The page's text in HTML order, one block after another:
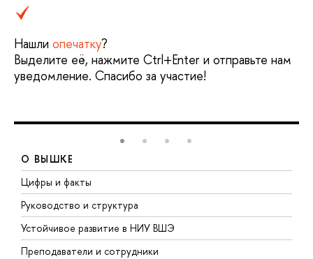
Нашли опечатку?
Выделите её, нажмите Ctrl+Enter и отправьте нам
уведомление. Спасибо за участие!
О ВЫШКЕ
Цифры и факты
Руководство и структура
Устойчивое развитие в НИУ ВШЭ
Преподаватели и сотрудники